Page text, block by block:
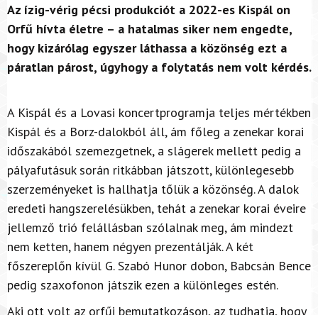
Az ízig-vérig pécsi produkciót a 2022-es Kispál on
Orfű hívta életre – a hatalmas siker nem engedte,
hogy kizárólag egyszer láthassa a közönség ezt a
páratlan párost, úgyhogy a folytatás nem volt kérdés.
A Kispál és a Lovasi koncertprogramja teljes mértékben
Kispál és a Borz-dalokból áll, ám főleg a zenekar korai
időszakából szemezgetnek, a slágerek mellett pedig a
pályafutásuk során ritkábban játszott, különlegesebb
szerzeményeket is hallhatja tőlük a közönség. A dalok
eredeti hangszerelésükben, tehát a zenekar korai éveire
jellemző trió felállásban szólalnak meg, ám mindezt
nem ketten, hanem négyen prezentálják. A két
főszereplőn kívül G. Szabó Hunor dobon, Babcsán Bence
pedig szaxofonon játszik ezen a különleges estén.
Aki ott volt az orfűi bemutatkozáson, az tudhatja, hogy